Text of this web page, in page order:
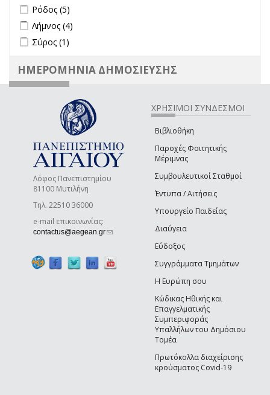
Apply Ρόδος filter
Ρόδος (5)
Apply Λήμνος filter
Λήμνος (4)
Apply Σύρος filter
Σύρος (1)
ΗΜΕΡΟΜΗΝΙΑ ΔΗΜΟΣΙΕΥΣΗΣ
Λόφος Πανεπιστημίου
81100 Μυτιλήνη
Τηλ. 22510 36000
e-mail επικοινωνίας:
contactus@aegean.gr(link sends e-mail)
ΧΡΗΣΙΜΟΙ ΣΥΝΔΕΣΜΟΙ
Βιβλιοθήκη
Παροχές Φοιτητικής
Μέριμνας
Συμβουλευτικοί Σταθμοί
Έντυπα / Αιτήσεις
Υπουργείο Παιδείας
Διαύγεια
Εύδοξος
Συγγράμματα Τμημάτων
Η Ευρώπη σου
Κώδικας Ηθικής και
Επαγγελματικής
Συμπεριφοράς
Υπαλλήλων του Δημόσιου
Τομέα
Πρωτόκολλα διαχείρισης
κρούσματος Covid-19